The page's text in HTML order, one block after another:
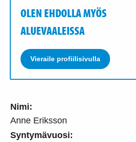
Nimi:
Anne Eriksson
Syntymävuosi:
OLEN EHDOLLA MYÖS
ALUEVAALEISSA
Vieraile profiilisivulla